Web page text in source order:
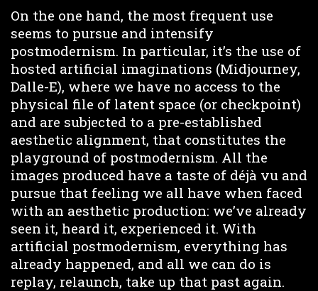
On the one hand, the most frequent use
seems to pursue and intensify
postmodernism. In particular, it’s the use of
hosted artificial imaginations (Midjourney,
Dalle-E), where we have no access to the
physical file of latent space (or checkpoint)
and are subjected to a pre-established
aesthetic alignment, that constitutes the
playground of postmodernism. All the
images produced have a taste of déjà vu and
pursue that feeling we all have when faced
with an aesthetic production: we’ve already
seen it, heard it, experienced it. With
artificial postmodernism, everything has
already happened, and all we can do is
replay, relaunch, take up that past again.